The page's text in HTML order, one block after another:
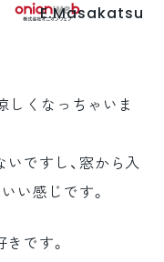
E.Masakatsu
しくなっちゃいま
ですし、窓から入
い感じです。
です。